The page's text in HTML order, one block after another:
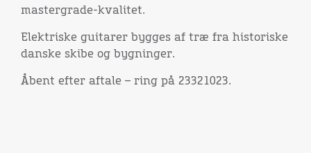
mastergrade-kvalitet.
Elektriske guitarer bygges af træ fra historiske
danske skibe og bygninger.
Åbent efter aftale – ring på 23321023.